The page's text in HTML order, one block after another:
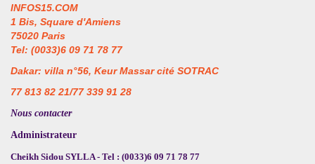
INFOS15.COM
1 Bis, Square d'Amiens
75020 Paris
Tel: (0033)6 09 71 78 77
Dakar: villa n°56, Keur Massar cité SOTRAC
77 813 82 21/77 339 91 28
Nous contacter
Administrateur
Cheikh Sidou SYLLA - Tel : (0033)6 09 71 78 77